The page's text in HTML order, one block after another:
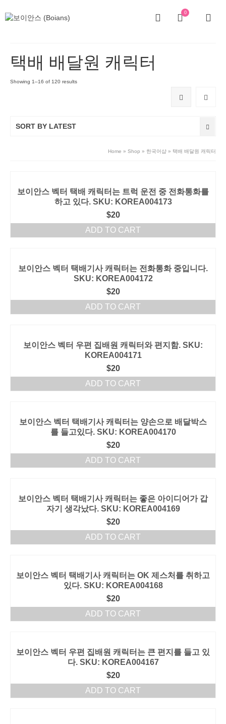
0
택배 배달원 캐릭터
Showing 1–16 of 120 results
SORT BY LATEST
Home » Shop » 한국어샵 » 택배 배달원 캐릭터
보이안스 벡터 택배 캐릭터는 트럭 운전 중 전화통화를
하고 있다. SKU: KOREA004173
$20
ADD TO CART
보이안스 벡터 택배기사 캐릭터는 전화통화 중입니다.
SKU: KOREA004172
$20
ADD TO CART
보이안스 벡터 우편 집배원 캐릭터와 편지함. SKU:
KOREA004171
$20
ADD TO CART
보이안스 벡터 택배기사 캐릭터는 양손으로 배달박스
를 들고있다. SKU: KOREA004170
$20
ADD TO CART
보이안스 벡터 택배기사 캐릭터는 좋은 아이디어가 갑
자기 생각났다. SKU: KOREA004169
$20
ADD TO CART
보이안스 벡터 택배기사 캐릭터는 OK 제스처를 취하고
있다. SKU: KOREA004168
$20
ADD TO CART
보이안스 벡터 우편 집배원 캐릭터는 큰 편지를 들고 있
다. SKU: KOREA004167
$20
ADD TO CART